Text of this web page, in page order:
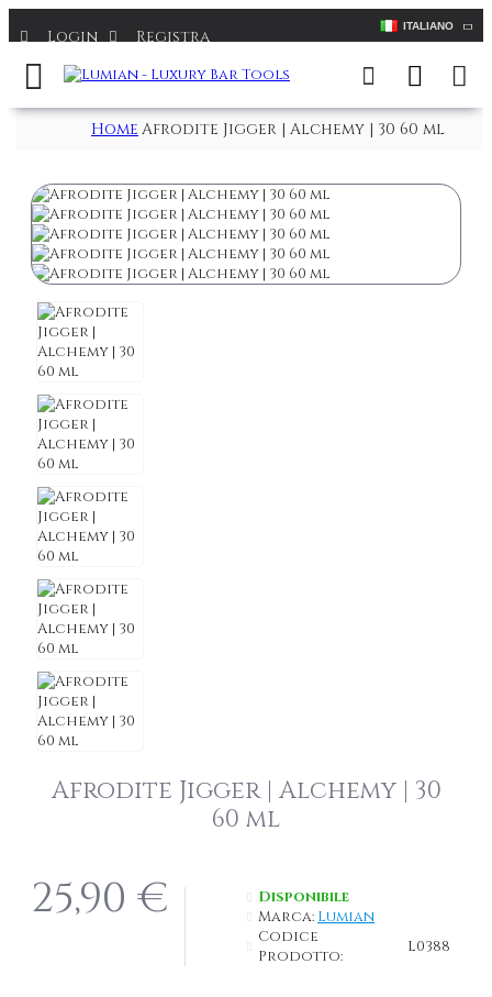
Login Registra
ITALIANO
Home Afrodite Jigger | Alchemy | 30 60 ml
Afrodite Jigger | Alchemy | 30
60 ml
25,90 €
Disponibile
Marca: Lumian
Codice
Prodotto:
L0388